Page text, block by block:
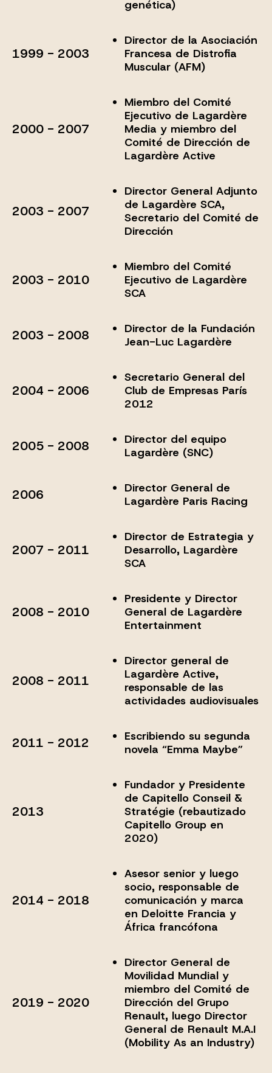
genética)
1999 - 2003
Director de la Asociación
Francesa de Distrofia
Muscular (AFM)
2000 - 2007
Miembro del Comité
Ejecutivo de Lagardère
Media y miembro del
Comité de Dirección de
Lagardère Active
2003 - 2007
Director General Adjunto
de Lagardère SCA,
Secretario del Comité de
Dirección
2003 - 2010
Miembro del Comité
Ejecutivo de Lagardère
SCA
2003 - 2008
Director de la Fundación
Jean-Luc Lagardère
2004 - 2006
Secretario General del
Club de Empresas París
2012
2005 - 2008
Director del equipo
Lagardère (SNC)
2006
Director General de
Lagardère Paris Racing
2007 - 2011
Director de Estrategia y
Desarrollo, Lagardère
SCA
2008 - 2010
Presidente y Director
General de Lagardère
Entertainment
2008 - 2011
Director general de
Lagardère Active,
responsable de las
actividades audiovisuales
2011 - 2012
Escribiendo su segunda
novela “Emma Maybe”
2013
Fundador y Presidente
de Capitello Conseil &
Stratégie (rebautizado
Capitello Group en
2020)
2014 - 2018
Asesor senior y luego
socio, responsable de
comunicación y marca
en Deloitte Francia y
África francófona
2019 - 2020
Director General de
Movilidad Mundial y
miembro del Comité de
Dirección del Grupo
Renault, luego Director
General de Renault M.A.I
(Mobility As an Industry)